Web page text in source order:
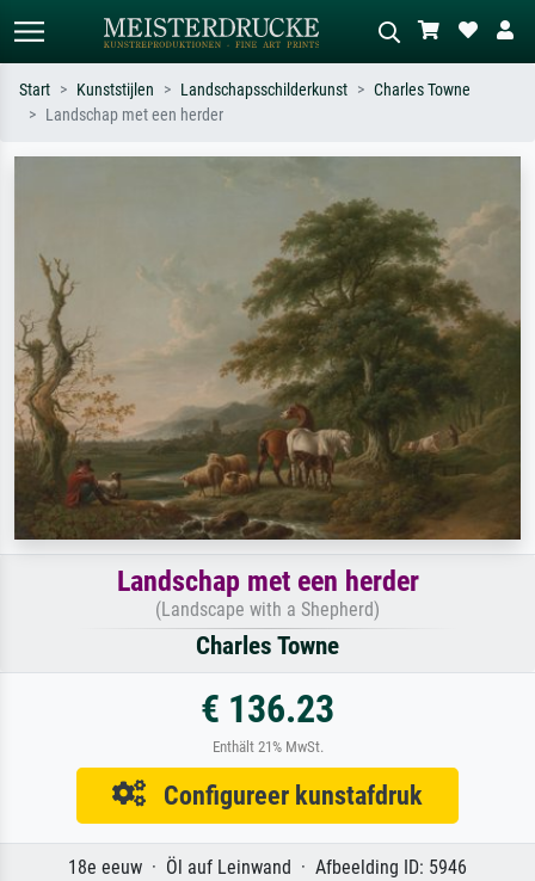
Beschrijf de scène – bijv. groene
weide, abstract met veel rood, donker
olieverfschilderij, staand naakt naast
een boom.
Start Kunststijlen Landschapsschilderkunst
Charles Towne
Landschap met een herder
Landschap met een herder
(Landscape with a Shepherd)
Charles Towne
€ 136.23
Enthält 21% MwSt.
Configureer kunstafdruk
18e eeuw · Öl auf Leinwand · Afbeelding ID: 5946